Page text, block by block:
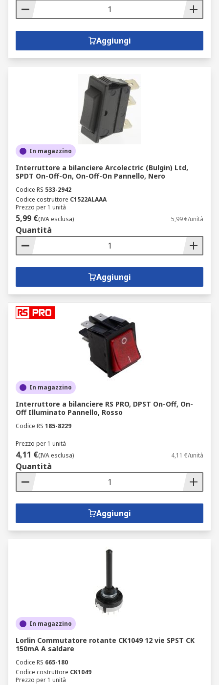
Aggiungi
In magazzino
Interruttore a bilanciere Arcolectric (Bulgin) Ltd,
SPDT On-Off-On, On-Off-On Pannello, Nero
Codice RS 533-2942
Codice costruttore C1522ALAAA
Prezzo per 1 unità
5,99 €(IVA esclusa) 5,99 €/unità
Quantità
Aggiungi
In magazzino
Interruttore a bilanciere RS PRO, DPST On-Off, On-
Off Illuminato Pannello, Rosso
Codice RS 185-8229
Prezzo per 1 unità
4,11 €(IVA esclusa) 4,11 €/unità
Quantità
Aggiungi
In magazzino
Lorlin Commutatore rotante CK1049 12 vie SPST CK
150mA A saldare
Codice RS 665-180
Codice costruttore CK1049
Prezzo per 1 unità